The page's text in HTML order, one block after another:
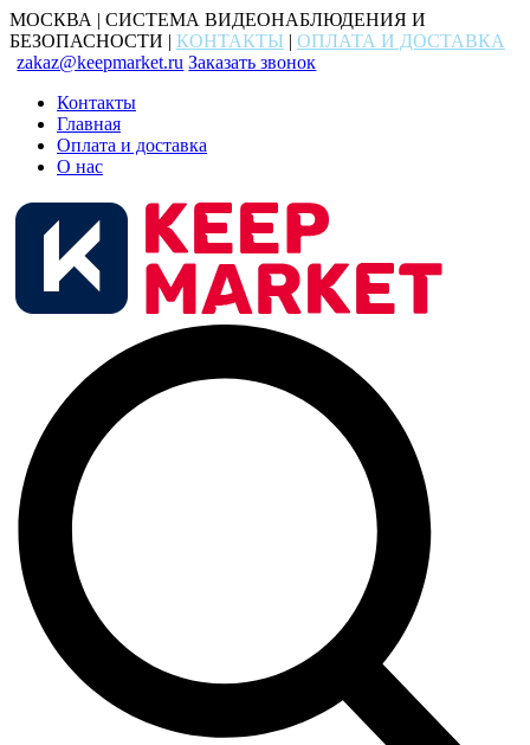
МОСКВА | СИСТЕМА ВИДЕОНАБЛЮДЕНИЯ И
БЕЗОПАСНОСТИ | КОНТАКТЫ | ОПЛАТА И ДОСТАВКА
zakaz@keepmarket.ru Заказать звонок
Контакты
Главная
Оплата и доставка
О нас